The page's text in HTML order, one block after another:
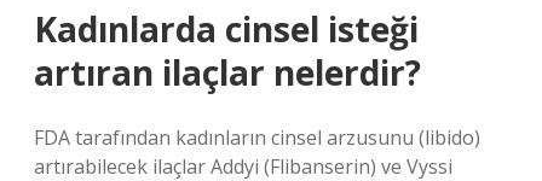
Kadınlarda cinsel isteği
artıran ilaçlar nelerdir?
FDA tarafından kadınların cinsel arzusunu (libido)
artırabilecek ilaçlar Addyi (Flibanserin) ve Vyssi